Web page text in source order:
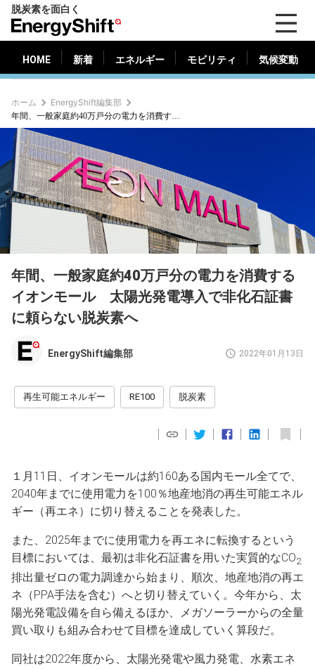
脱炭素を面白く
ナ
ジ
ー
フ
ト）
HOME 新着 エネルギー モビリティ 気候変動
新着 エネルギー 気候変動
ホーム EnergyShift編集部
年間、一般家庭約40万戸分の電力を消費するイオンモール 太陽光発電導入で非化石証書に頼らない脱炭素へ
年間、一般家庭約40万戸分の電力を消費する
イオンモール 太陽光発電導入で非化石証書
に頼らない脱炭素へ
EnergyShift編集部 2022年01月13日
再生可能エネルギー RE100 脱炭素
１月11日、イオンモールは約160ある国内モール全てで、
2040年までに使用電力を100％地産地消の再生可能エネル
ギー（再エネ）に切り替えることを発表した。
また、2025年までに使用電力を再エネに転換するという
目標においては、最初は非化石証書を用いた実質的なCO2
排出量ゼロの電力調達から始まり、順次、地産地消の再エ
ネ（PPA手法を含む）へと切り替えていく。今年から、太
陽光発電設備を自ら備えるほか、メガソーラーからの全量
買い取りも組み合わせて目標を達成していく算段だ。
同社は2022年度から、太陽光発電や風力発電、水素エネ